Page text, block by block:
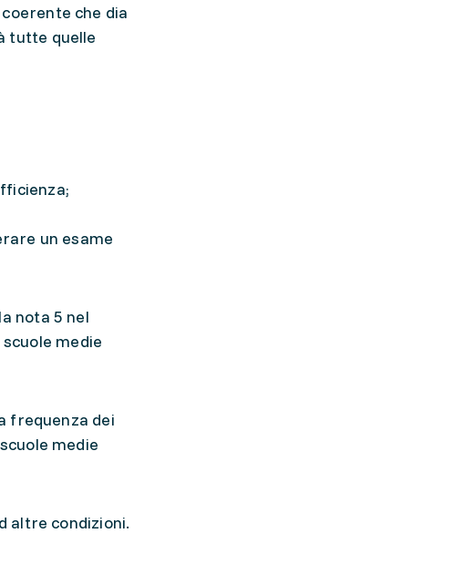
che dia
tutte quelle
un esame
nota 5 nel
medie
frequenza dei
medie
altre condizioni.